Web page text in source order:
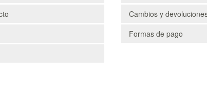
Cambios y
Formas de pago